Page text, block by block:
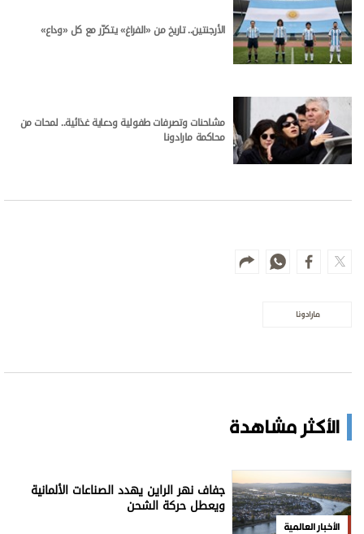
الأرجنتين.. تاريخ من «الفراغ» يتكرّر مع كل «وداع»
مشاحنات وتصرفات طفولية ودعاية غذائية.. لمحات من
محاكمة مارادونا
مارادونا
الأكثر مشاهدة
الأخبار العالمية
جفاف نهر الراين يهدد الصناعات الألمانية
ويعطل حركة الشحن